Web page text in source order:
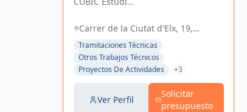
D'ENGINYERIA
S.L.
14 años brindando
Arquitectura e
Ingeniería con una
trayectoria sólida y
Carrer de la Ciutat d'Elx, 19,
Barcelona, España, España
Tramitaciones Técnicas
Otros Trabajos Técnicos
Proyectos De Actividades
+3
Ver Perfil
Solicitar
presupuesto